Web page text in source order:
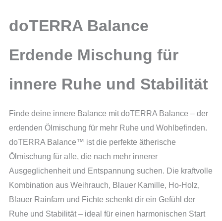
doTERRA Balance
Erdende Mischung für
innere Ruhe und Stabilität
Finde deine innere Balance mit doTERRA Balance – der
erdenden Ölmischung für mehr Ruhe und Wohlbefinden.
doTERRA Balance™ ist die perfekte ätherische
Ölmischung für alle, die nach mehr innerer
Ausgeglichenheit und Entspannung suchen. Die kraftvolle
Kombination aus Weihrauch, Blauer Kamille, Ho-Holz,
Blauer Rainfarn und Fichte schenkt dir ein Gefühl der
Ruhe und Stabilität – ideal für einen harmonischen Start